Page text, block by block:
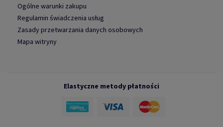
Ogólne warunki zakupu
Regulamin świadczenia usług
Zasady przetwarzania danych osobowych
Mapa witryny
Elastyczne metody płatności